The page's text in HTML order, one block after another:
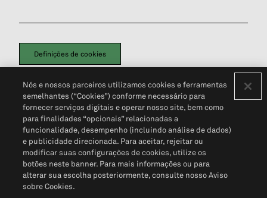
Definições de cookies
Política de PrivacidadePortal de privacidade do cliente (em inglês)
Não Venda Minhas Informações Pessoais© 2026 S&P Global
Nós e nossos parceiros utilizamos cookies e ferramentas
semelhantes (“Cookies”) conforme necessário para
fornecer serviços digitais e operar nosso site, bem como
para finalidades “opcionais” relacionadas a
funcionalidade, desempenho (incluindo análise de dados)
e publicidade direcionada. Para aceitar, rejeitar ou
modificar suas configurações de cookies, utilize os
botões neste banner. Para mais informações ou para
alterar sua escolha posteriormente, consulte nosso Aviso
sobre Cookies.